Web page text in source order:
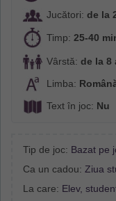
Jucători: de la
Timp: 25-40
Vârstă: de la 8
Limba:
Text în joc: Nu
Tip de joc: Bazat pe
Ca un cadou: Ziua
La care: Elev,